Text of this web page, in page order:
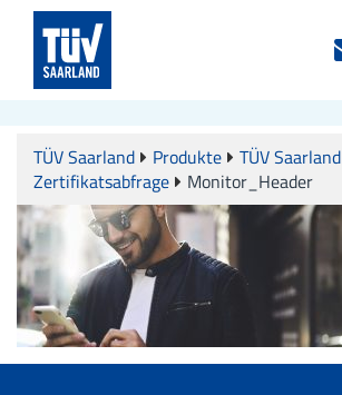
TÜV Saarland Produkte
TÜV Saarland
Zertifikatsabfrage
Monitor_Header